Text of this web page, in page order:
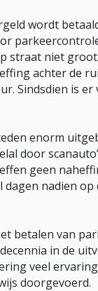
wordt
straat niet
achter de
Sindsdien is er
enorm
door
geen
nadien op
betalen van
in de
veel
doorgevoerd.